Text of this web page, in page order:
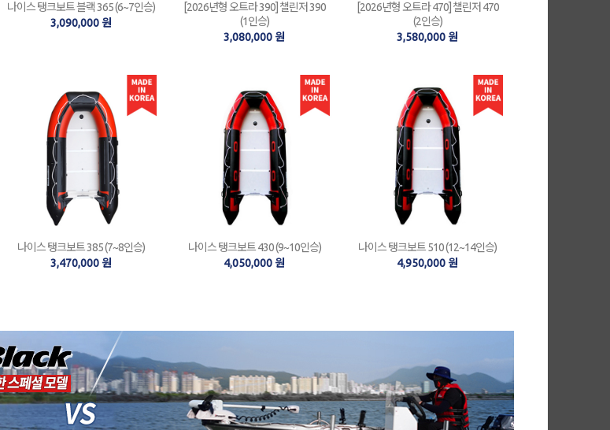
나이스 탱크보트 블랙 365 (6~7인승)
3,090,000 원
[2026년형 오트라 390] 챌린저 390
(1인승)
3,080,000 원
[2026년형 오트라 470] 챌린저 470
(2인승)
3,580,000 원
나이스 탱크보트 385 (7~8인승)
3,470,000 원
나이스 탱크보트 430 (9~10인승)
4,050,000 원
나이스 탱크보트 510 (12~14인승)
4,950,000 원